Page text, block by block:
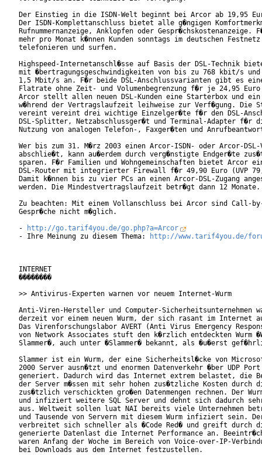
Der Einstieg in die ISDN-Welt beginnt bei Arcor ab 19,95
Der ISDN-Komplettanschluss bietet alle g�ngigen
Rufnummernanzeige, Anklopfen oder Gespr�chskostenanzeige.
mehr pro Monat k�nnen Kunden sonntags im deutschen
telefonieren und surfen.
Highspeed-Internetanschl�sse auf Basis der DSL-Technik
mit �bertragungsgeschwindigkeiten von bis zu 768 kbit/s
1,5 Mbit/s an. F�r beide DSL-Anschlussvarianten gibt es
Flatrate ohne Zeit- und Volumenbegrenzung f�r je 24,95
Arcor stellt allen neuen DSL-Kunden eine Starterbox und ein
w�hrend der Vertragslaufzeit leihweise zur Verf�gung. Die
vereint vereint drei wichtige Einzelger�te f�r den DSL-
DSL-Splitter, Netzabschlussger�t und Terminal-Adapter f�r
Nutzung von analogen Telefon-, Faxger�ten und
Wer bis zum 31. M�rz 2003 einen Arcor-ISDN- oder Arcor-
abschlie�t, kann au�erdem durch verg�nstigte Endger�te
sparen. F�r Familien und Wohngemeinschaften bietet Arcor
DSL-Router mit integrierter Firewall f�r 49,90 Euro (UVP
Damit k�nnen bis zu vier PCs an einen Arcor-DSL-Zugang
werden. Die Mindestvertragslaufzeit betr�gt dann 12 Monate.
Zu beachten: Mit einem Vollanschluss bei Arcor sind Call-
Gespr�che nicht m�glich.
-
http://go.tarif4you.de/go.php?a=Arcor
- Ihre Meinung zu diesem Thema:
http://www.tarif4you.de/
INTERNET
��������
>> Antivirus-Experten warnen vor neuem Internet-Wurm
Anti-Viren-Hersteller und Computer-Sicherheitsunternehmen
derzeit vor einem neuen Wurm, der sich rasant im Internet
Das Virenforschungslabor AVERT (Anti Virus Emergency
von Network Associates stuft den k�rzlich entdeckten Wurm
Slammer�, auch unter �Slammer� bekannt, als �u�erst
Slammer ist ein Wurm, der eine Sicherheitsl�cke von
2000 Server ausn�tzt und enormen Datenverkehr �ber UDP Port
generiert. Dadurch wird das Internet extrem belastet, die
der Server m�ssen mit sehr hohen zus�tzliche Kosten durch
zus�tzlich verschickten gro�en Datenmengen rechnen. Der
und infiziert weitere SQL Server und dehnt sich dadurch
aus. Weltweit sollen luat NAI bereits viele Unternehmen
und Tausende von Servern mit diesem Wurm infiziert sein. Der
verbreitet sich schneller als �Code Red� und greift durch
generierte Datenlast die Internet Performance an.
waren Anfang der Woche im Bereich von Voice-over-IP-
bei Downloads aus dem Internet festzustellen.